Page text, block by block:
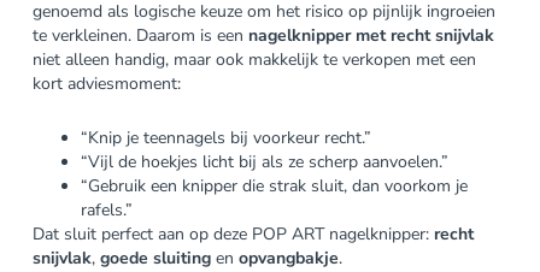
genoemd als logische keuze om het risico op pijnlijk ingroeien
te verkleinen. Daarom is een nagelknipper met recht snijvlak
niet alleen handig, maar ook makkelijk te verkopen met een
kort adviesmoment:
“Knip je teennagels bij voorkeur recht.”
“Vijl de hoekjes licht bij als ze scherp aanvoelen.”
“Gebruik een knipper die strak sluit, dan voorkom je
rafels.”
Dat sluit perfect aan op deze POP ART nagelknipper: recht
snijvlak, goede sluitingen opvangbakje.